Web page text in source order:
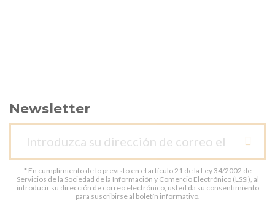
Newsletter
* En cumplimiento de lo previsto en el artículo 21 de la Ley 34/2002 de
Servicios de la Sociedad de la Información y Comercio Electrónico (LSSI), al
introducir su dirección de correo electrónico, usted da su consentimiento
para suscribirse al boletín informativo.